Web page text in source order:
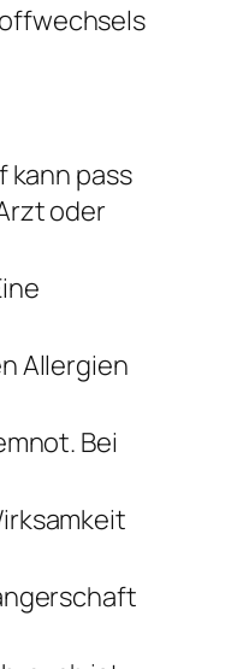
kann pass
oder
Allergien
Bei